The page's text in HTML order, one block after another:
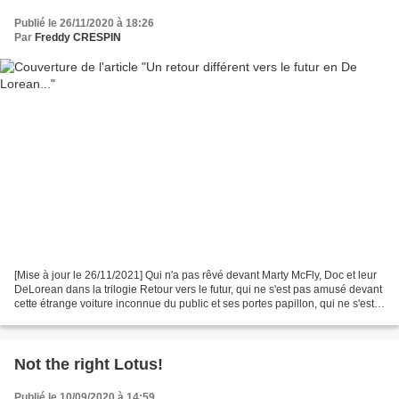
Publié le 26/11/2020 à 18:26
Par Freddy CRESPIN
[Mise à jour le 26/11/2021] Qui n'a pas rêvé devant Marty McFly, Doc et leur
DeLorean dans la trilogie Retour vers le futur, qui ne s'est pas amusé devant
cette étrange voiture inconnue du public et ses portes papillon, qui ne s'est
Not the right Lotus!